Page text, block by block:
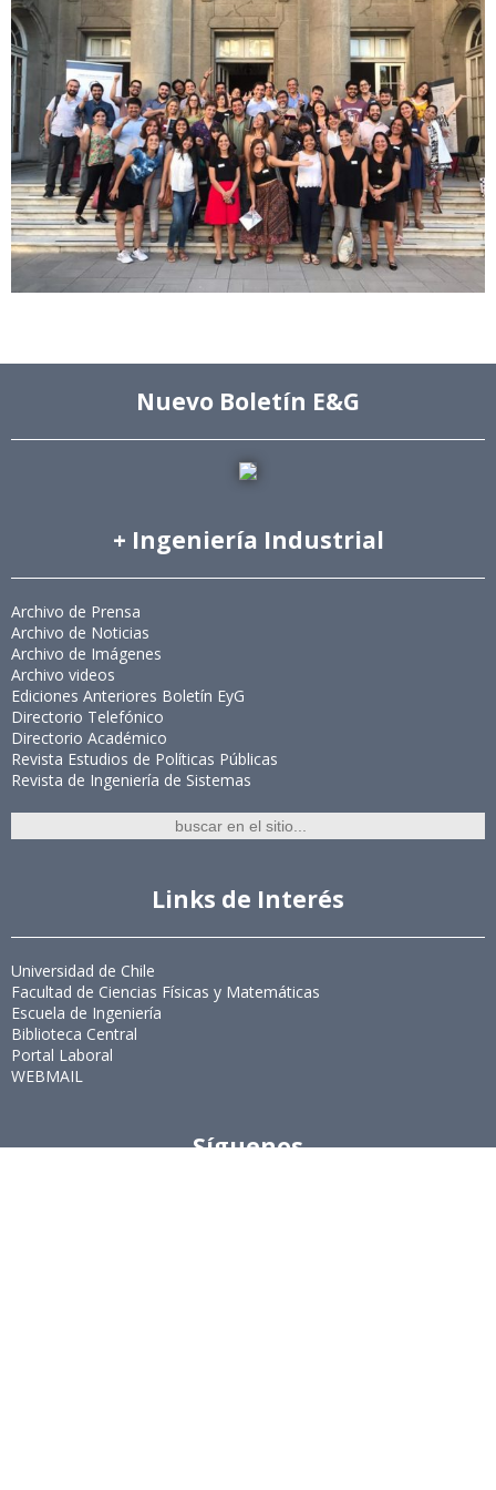
Nuevo Boletín E&G
+ Ingeniería Industrial
Archivo de Prensa
Archivo de Noticias
Archivo de Imágenes
Archivo videos
Ediciones Anteriores Boletín EyG
Directorio Telefónico
Directorio Académico
Revista Estudios de Políticas Públicas
Revista de Ingeniería de Sistemas
Links de Interés
Universidad de Chile
Facultad de Ciencias Físicas y Matemáticas
Escuela de Ingeniería
Biblioteca Central
Portal Laboral
WEBMAIL
Síguenos